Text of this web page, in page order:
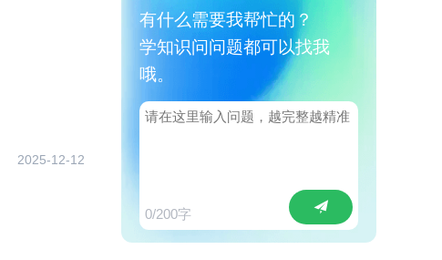
2025-12-12
有什么需要我帮忙的？
学知识问问题都可以找我
哦。
0/200字